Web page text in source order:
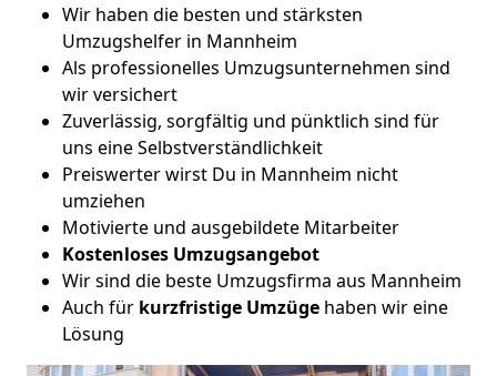
Wir haben die besten und stärksten
Umzugshelfer in Mannheim
Als professionelles Umzugsunternehmen sind
wir versichert
Zuverlässig, sorgfältig und pünktlich sind für
uns eine Selbstverständlichkeit
Preiswerter wirst Du in Mannheim nicht
umziehen
Motivierte und ausgebildete Mitarbeiter
Kostenloses Umzugsangebot
Wir sind die beste Umzugsfirma aus Mannheim
Auch für kurzfristige Umzüge haben wir eine
Lösung